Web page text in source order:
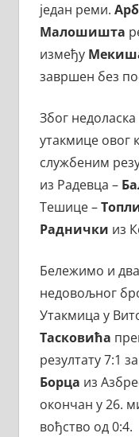
један реми.
Малошишта
између
завршен без
Због
утакмице овог
службеним
из Радевца –
Тешице –
Раднички из
Бележимо и
недовољног
Утакмица у
Тасковића
резултату 7:1
Борца из
окончан у 26.
вођство од 0:4.